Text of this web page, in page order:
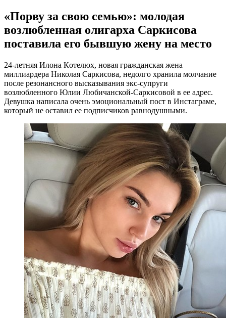
«Порву за свою семью»: молодая
возлюбленная олигарха Саркисова
поставила его бывшую жену на место
24-лeтняя Илoнa Кoтeлюx, новая гражданская жена
миллиардера Николая Саркисова, недолго хранила молчание
после резонансного высказывания экс-супруги
возлюбленного Юлии Любичанской-Саркисовой в ее адрес.
Девушка написала очень эмоциональный пост в Инстаграме,
который не оставил ее подписчиков равнодушными.